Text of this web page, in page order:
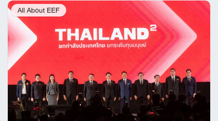
All About EEF